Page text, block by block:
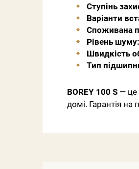
Ступінь
Варіанти
Споживана
Рівень шуму:
Швидкість
Тип
BOREY 100 S — це
домі. Гарантія на